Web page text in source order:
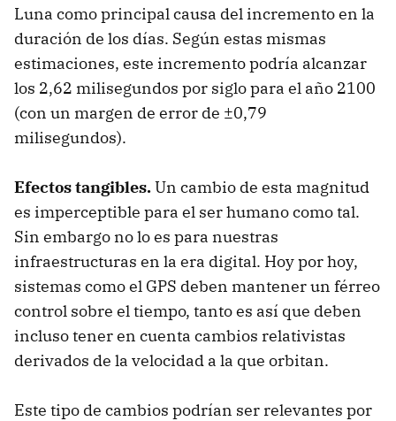
Luna como principal causa del incremento en la
duración de los días. Según estas mismas
estimaciones, este incremento podría alcanzar
los 2,62 milisegundos por siglo para el año 2100
(con un margen de error de ±0,79
milisegundos).
Efectos tangibles.Un cambio de esta magnitud
es imperceptible para el ser humano como tal.
Sin embargo no lo es para nuestras
infraestructuras en la era digital. Hoy por hoy,
sistemas como el GPS deben mantener un férreo
control sobre el tiempo, tanto es así que deben
incluso tener en cuenta cambios relativistas
derivados de la velocidad a la que orbitan.
Este tipo de cambios podrían ser relevantes por